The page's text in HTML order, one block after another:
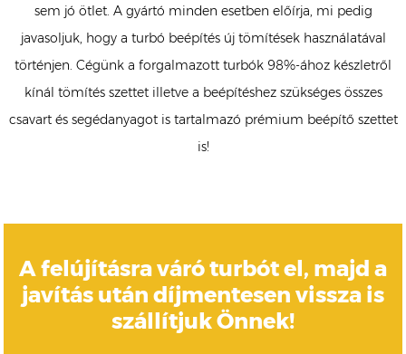
sem jó ötlet. A gyártó minden esetben előírja, mi pedig
javasoljuk, hogy a turbó beépítés új tömítések használatával
történjen. Cégünk a forgalmazott turbók 98%-ához készletről
kínál tömítés szettet illetve a beépítéshez szükséges összes
csavart és segédanyagot is tartalmazó prémium beépítő szettet
is!
A felújításra váró turbót el, majd a
javítás után díjmentesen vissza is
szállítjuk Önnek!